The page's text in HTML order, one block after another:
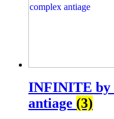
INFINITE by
antiage (3)